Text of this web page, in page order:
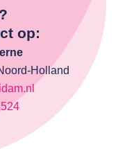
op:
Holland